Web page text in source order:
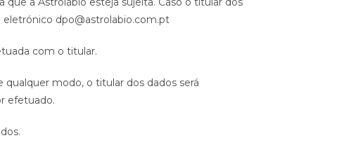
dpo@astrolabio.com.pt
com o titular.
modo, o titular dos dados será
efetuado.